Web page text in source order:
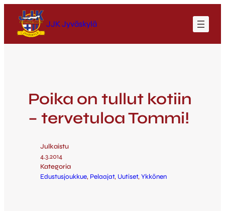
JJK Jyväskylä
Poika on tullut kotiin
– tervetuloa Tommi!
Julkaistu
4.3.2014
Kategoria
Edustusjoukkue, Pelaajat, Uutiset, Ykkönen